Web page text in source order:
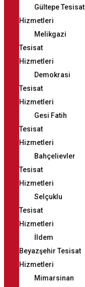
Gültepe Tesisat
Hizmetleri
Melikgazi
Tesisat
Hizmetleri
Demokrasi
Tesisat
Hizmetleri
Gesi Fatih
Tesisat
Hizmetleri
Bahçelievler
Tesisat
Hizmetleri
Selçuklu
Tesisat
Hizmetleri
İldem
Beyazşehir Tesisat
Hizmetleri
Mimarsinan